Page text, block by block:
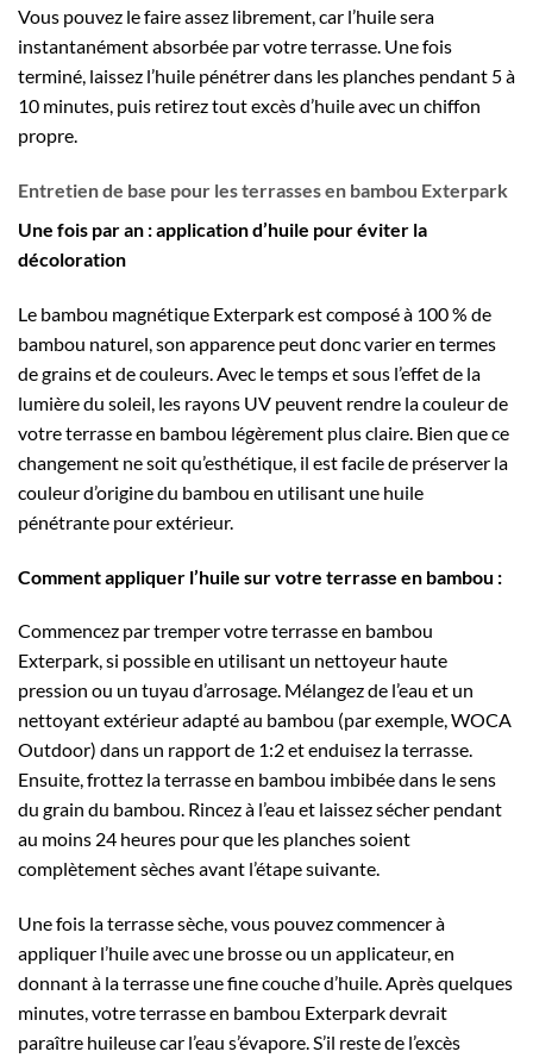
Vous pouvez le faire assez librement, car l’huile sera
instantanément absorbée par votre terrasse. Une fois
terminé, laissez l’huile pénétrer dans les planches pendant 5 à
10 minutes, puis retirez tout excès d’huile avec un chiffon
propre.
Entretien de base pour les terrasses en bambou Exterpark
Une fois par an : application d’huile pour éviter la
décoloration
Le bambou magnétique Exterpark est composé à 100 % de
bambou naturel, son apparence peut donc varier en termes
de grains et de couleurs. Avec le temps et sous l’effet de la
lumière du soleil, les rayons UV peuvent rendre la couleur de
votre terrasse en bambou légèrement plus claire. Bien que ce
changement ne soit qu’esthétique, il est facile de préserver la
couleur d’origine du bambou en utilisant une huile
pénétrante pour extérieur.
Comment appliquer l’huile sur votre terrasse en bambou :
Commencez par tremper votre terrasse en bambou
Exterpark, si possible en utilisant un nettoyeur haute
pression ou un tuyau d’arrosage. Mélangez de l’eau et un
nettoyant extérieur adapté au bambou (par exemple, WOCA
Outdoor) dans un rapport de 1:2 et enduisez la terrasse.
Ensuite, frottez la terrasse en bambou imbibée dans le sens
du grain du bambou. Rincez à l’eau et laissez sécher pendant
au moins 24 heures pour que les planches soient
complètement sèches avant l’étape suivante.
Une fois la terrasse sèche, vous pouvez commencer à
appliquer l’huile avec une brosse ou un applicateur, en
donnant à la terrasse une fine couche d’huile. Après quelques
minutes, votre terrasse en bambou Exterpark devrait
paraître huileuse car l’eau s’évapore. S’il reste de l’excès